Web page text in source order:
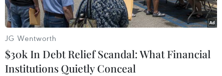
JG Wentworth
$30k In Debt Relief Scandal: What Financial
Institutions Quietly Conceal